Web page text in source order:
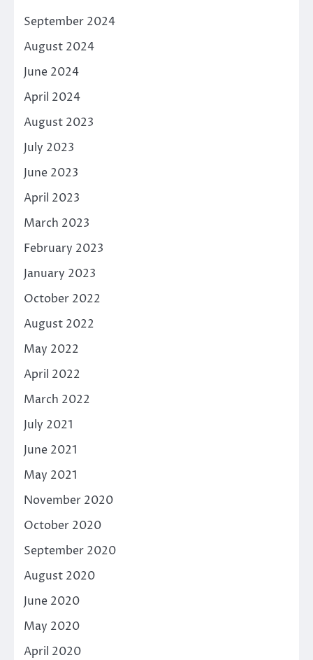
September 2024
August 2024
June 2024
April 2024
August 2023
July 2023
June 2023
April 2023
March 2023
February 2023
January 2023
October 2022
August 2022
May 2022
April 2022
March 2022
July 2021
June 2021
May 2021
November 2020
October 2020
September 2020
August 2020
June 2020
May 2020
April 2020